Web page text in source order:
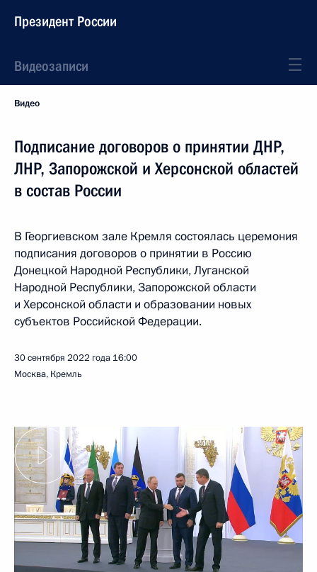
Президент России
Видеозаписи
Видео
Подписание договоров о принятии ДНР,
ЛНР, Запорожской и Херсонской областей
в состав России
В Георгиевском зале Кремля состоялась церемония
подписания договоров о принятии в Россию
Донецкой Народной Республики, Луганской
Народной Республики, Запорожской области
и Херсонской области и образовании новых
субъектов Российской Федерации.
30 сентября 2022 года 16:00
Москва, Кремль